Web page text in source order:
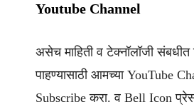
Youtube Channel
असेच माहिती व टेक्नॉलॉजी संबधीत
पाहण्यासाठी आमच्या YouTube
Subscribe करा. व Bell Icon